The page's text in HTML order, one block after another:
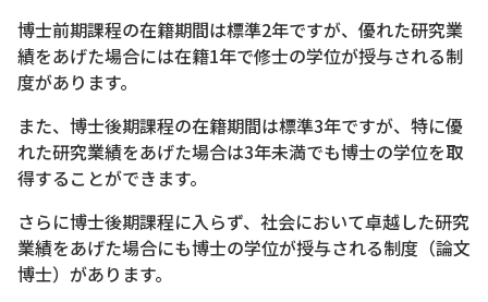
博士前期課程の在籍期間は標準2年ですが、優れた研究業
績をあげた場合には在籍1年で修士の学位が授与される制
度があります。
また、博士後期課程の在籍期間は標準3年ですが、特に優
れた研究業績をあげた場合は3年未満でも博士の学位を取
得することができます。
さらに博士後期課程に入らず、社会において卓越した研究
業績をあげた場合にも博士の学位が授与される制度（論文
博士）があります。